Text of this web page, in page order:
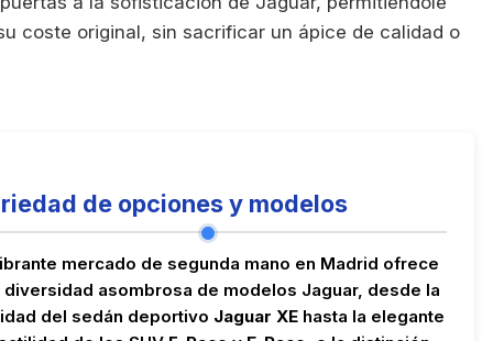
coste original, sin sacrificar un ápice de calidad o
de opciones y modelos
mercado de segunda mano en Madrid ofrece
diversidad asombrosa de modelos Jaguar, desde la
del sedán deportivo Jaguar XE hasta la elegante